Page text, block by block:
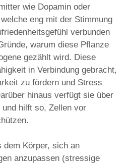
wie Dopamin oder
eng mit der Stimmung
verbunden
warum diese Pflanze
gezählt wird. Diese
in Verbindung gebracht,
zu fördern und Stress
hinaus verfügt sie über
hilft so, Zellen vor
dem Körper, sich an
anzupassen (stressige